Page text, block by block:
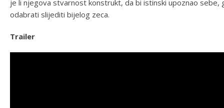
je li njegova stvarnost konstrukt, da bi istinski upoznao
odabrati slijediti bijelog zeca.
Trailer